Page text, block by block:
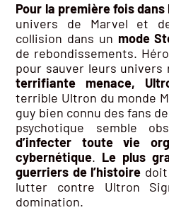
Pour la première fois dans
univers de Marvel et
collision dans un mode
de rebondissements.
pour sauver leurs univers
terrifiante menace,
terrible Ultron du monde
guy bien connu des fans
psychotique semble
d’infecter toute vie
cybernétique. Le plus
guerriers de l’histoire
lutter contre Ultron
domination.